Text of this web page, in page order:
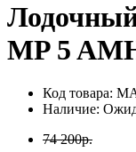
MP 5
Код товара:
Наличие:
74 200р.